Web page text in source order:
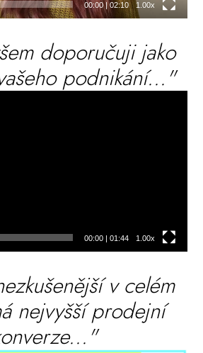
00:00| 02:10 1.00x
doporučuji jako
podnikání..."
00:00| 01:44 1.00x
v celém
nejvyšší prodejní